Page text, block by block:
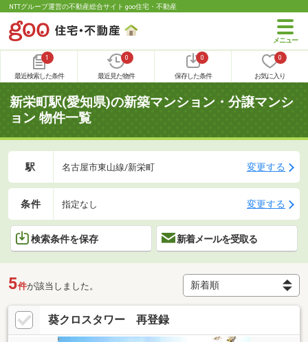
NTTグループ運営の不動産総合サイト goo住宅・不動産
1
最近検索した条件
0
最近見た物件
0
保存した条件
0
お気に入り
新栄町駅(愛知県)の新築マンション・分譲マンシ
ョン 物件一覧
駅 名古屋市東山線/新栄町 変更する
条件 指定なし 変更する
検索条件を保存 新着メールを受取る
5件が該当しました。
葵クロスタワー 再登録